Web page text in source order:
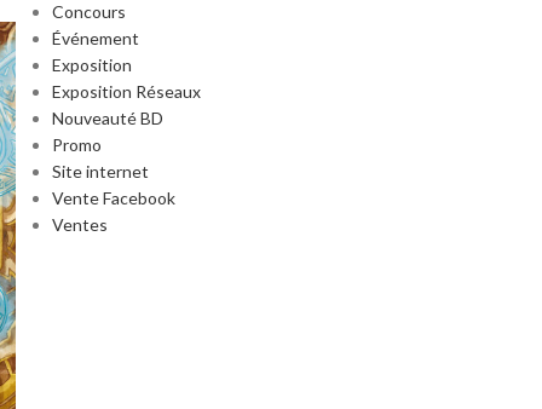
Concours
Événement
Exposition
Exposition Réseaux
Nouveauté BD
Promo
Site internet
Vente Facebook
Ventes